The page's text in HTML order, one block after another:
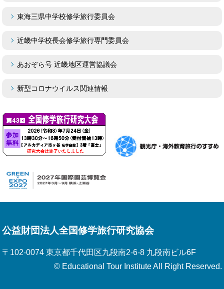
東海三県中学校修学旅行委員会
近畿中学校長会修学旅行専門委員会
あおぞら号 近畿地区運営協議会
新型コロナウイルス関連情報
公益財団法人全国修学旅行研究協会
〒102-0074 東京都千代田区九段南2-6-8 九段南ビル6F
© Educational Tour Institute All Right Reserved.